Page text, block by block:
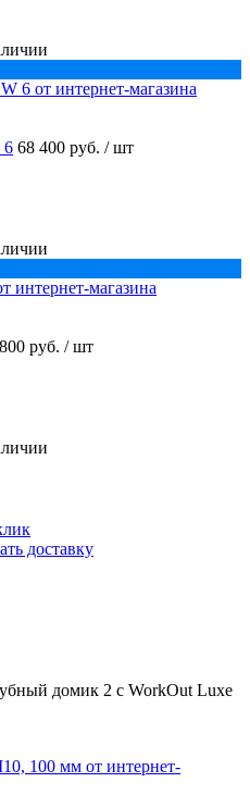
6 68 400 руб. / шт
руб. / шт
доставку
домик 2 с WorkOut Luxe